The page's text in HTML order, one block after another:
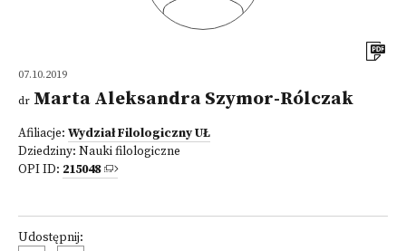
07.10.2019
dr Marta Aleksandra Szymor-Rólczak
Afiliacje: Wydział Filologiczny UŁ
Dziedziny: Nauki filologiczne
OPI ID: 215048
Udostępnij: